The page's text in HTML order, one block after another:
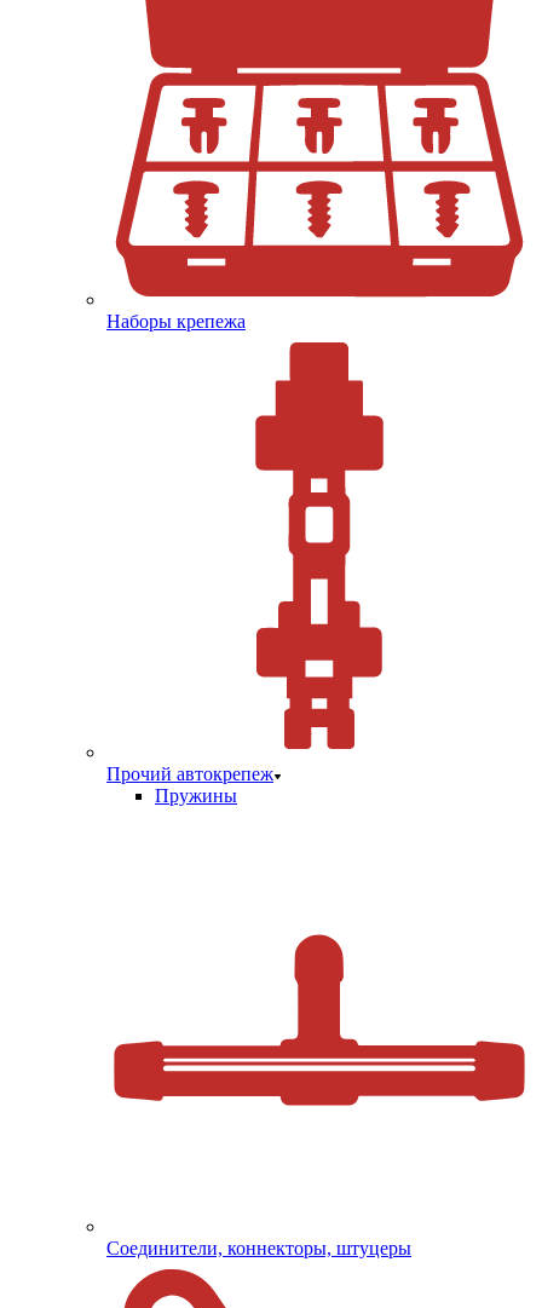
Наборы крепежа
Прочий автокрепеж
Пружины
Соединители, коннекторы, штуцеры